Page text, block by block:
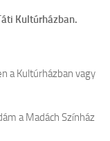
Kultúrházban.
a Kultúrházban vagy
a Madách Színház